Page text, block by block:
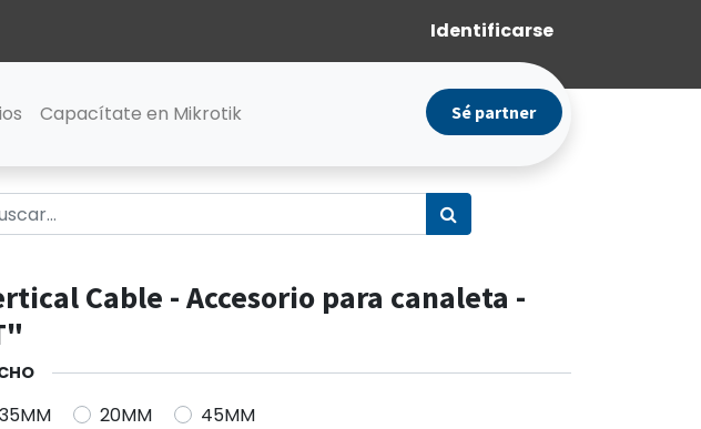
Identificarse
Capacítate en Mikrotik Sé partner
Cable - Accesorio para canaleta -
35MM 20MM 45MM